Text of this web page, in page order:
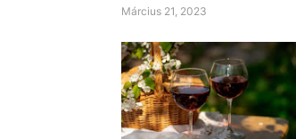
Március 21, 2023